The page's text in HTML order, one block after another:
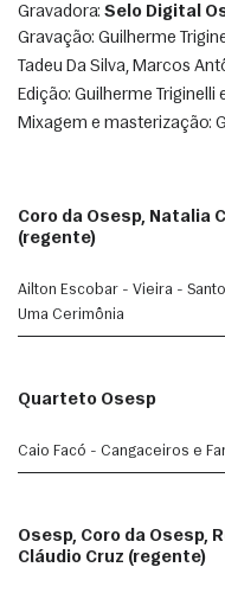
Gravadora: Selo Digital
Gravação: Guilherme
Tadeu Da Silva, Marcos
Edição: Guilherme
Mixagem e masterização:
Coro da Osesp, Natalia
(regente)
Ailton Escobar - Vieira -
Uma Cerimônia
Quarteto Osesp
Caio Facó - Cangaceiros e
Osesp, Coro da Osesp,
Cláudio Cruz (regente)